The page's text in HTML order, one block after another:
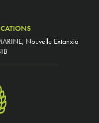
Nouvelle Extanxia